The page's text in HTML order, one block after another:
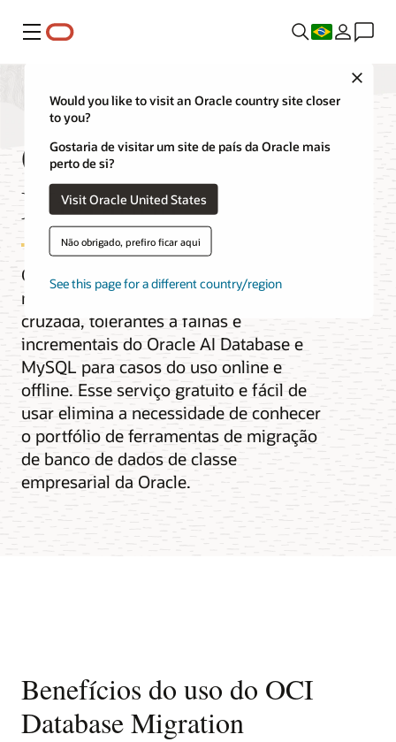
Menu
Would you like to visit an Oracle country site closer
to you?
Gostaria de visitar um site de país da Oracle mais
perto de si?
Visit Oracle United States
Não obrigado, prefiro ficar aqui
See this page for a different country/region
OCI Database
Migration
O OCI Database Migration oferece
migrações validadas, de versão
cruzada, tolerantes a falhas e
incrementais do Oracle AI Database e
MySQL para casos do uso online e
offline. Esse serviço gratuito e fácil de
usar elimina a necessidade de conhecer
o portfólio de ferramentas de migração
de banco de dados de classe
empresarial da Oracle.
Benefícios do uso do OCI
Database Migration